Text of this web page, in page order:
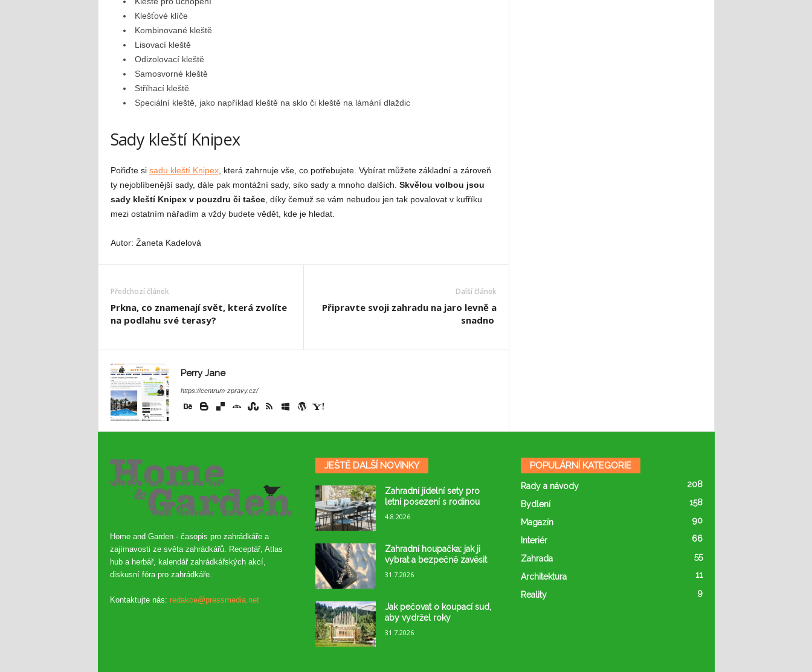
Klešťové klíče
Kombinované kleště
Lisovací kleště
Odizolovací kleště
Samosvorné kleště
Stříhací kleště
Speciální kleště, jako například kleště na sklo či kleště na lámání dlaždic
Sady kleští Knipex
Pořiďte si sadu kleští Knipex, která zahrnuje vše, co potřebujete. Vybírat můžete základní a zároveň
ty nejoblíbenější sady, dále pak montážní sady, siko sady a mnoho dalších. Skvělou volbou jsou
sady kleští Knipex v pouzdru či tašce, díky čemuž se vám nebudou jen tak povalovat v kufříku
mezi ostatním nářadím a vždy budete vědět, kde je hledat.
Autor: Žaneta Kadelová
Předchozí článek
Prkna, co znamenají svět, která zvolíte
na podlahu své terasy?
Další článek
Připravte svoji zahradu na jaro levně a
snadno
Perry Jane
https://centrum-zpravy.cz/
Home and Garden - časopis pro zahrádkáře a
zajímavosti ze světa zahrádkářů. Receptář, Atlas
hub a herbář, kalendář zahrádkářských akcí,
diskusní fóra pro zahrádkáře.
Kontaktujte nás: redakce@pressmedia.net
JEŠTĚ DALŠÍ NOVINKY
Zahradní jídelní sety pro
letní posezení s rodinou
4.8.2026
Zahradní houpačka: jak ji
vybrat a bezpečně zavěsit
31.7.2026
Jak pečovat o koupací sud,
aby vydržel roky
31.7.2026
POPULÁRNÍ KATEGORIE
Rady a návody 208
Bydlení 158
Magazín 90
Interiér 66
Zahrada 55
Architektura 11
Reality 9